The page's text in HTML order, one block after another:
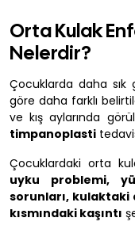
Orta Kulak
Nelerdir?
Çocuklarda daha sık
göre daha farklı
ve kış aylarında
timpanoplasti
Çocuklardaki orta
uyku problemi,
sorunları, kulaktaki
kısmındaki kaşıntı